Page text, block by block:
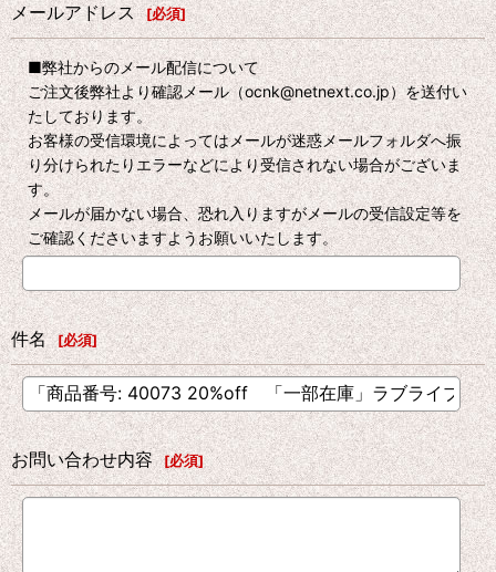
メールアドレス [必須]
■弊社からのメール配信について
ご注文後弊社より確認メール（ocnk@netnext.co.jp）を送付い
たしております。
お客様の受信環境によってはメールが迷惑メールフォルダへ振
り分けられたりエラーなどにより受信されない場合がございま
す。
メールが届かない場合、恐れ入りますがメールの受信設定等を
ご確認くださいますようお願いいたします。
件名 [必須]
お問い合わせ内容 [必須]